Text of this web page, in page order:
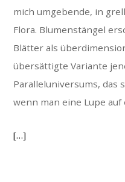
mich umgebende, in
Flora. Blumenstängel
Blätter als
übersättigte Variante
Paralleluniversums, das
wenn man eine Lupe
[…]